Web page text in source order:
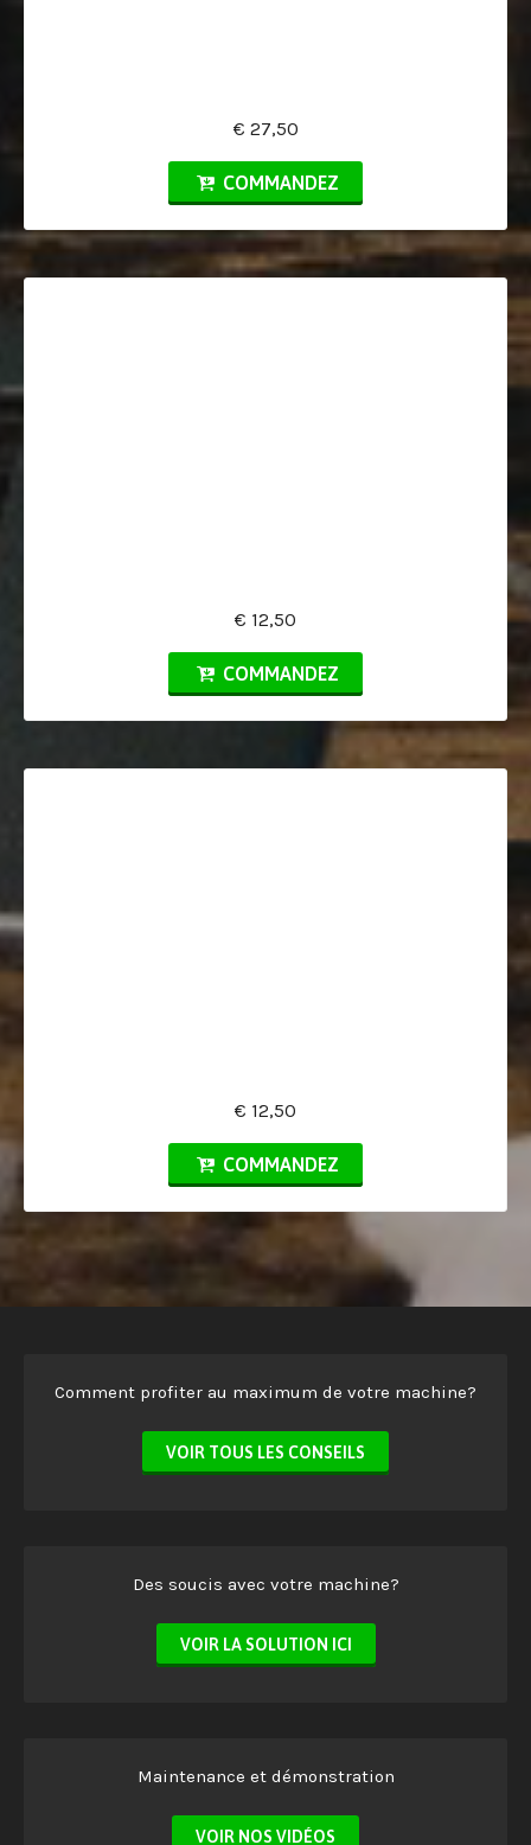
€ 27,50
COMMANDEZ
€ 12,50
COMMANDEZ
€ 12,50
COMMANDEZ
Comment profiter au maximum de votre machine?
VOIR TOUS LES CONSEILS
Des soucis avec votre machine?
VOIR LA SOLUTION ICI
Maintenance et démonstration
VOIR NOS VIDÉOS